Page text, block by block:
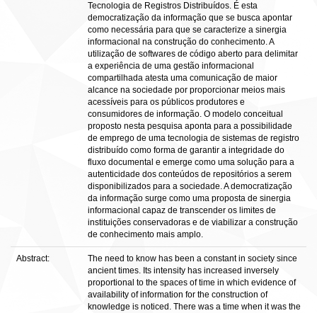
Tecnologia de Registros Distribuídos. É esta
democratização da informação que se busca apontar
como necessária para que se caracterize a sinergia
informacional na construção do conhecimento. A
utilização de softwares de código aberto para delimitar
a experiência de uma gestão informacional
compartilhada atesta uma comunicação de maior
alcance na sociedade por proporcionar meios mais
acessíveis para os públicos produtores e
consumidores de informação. O modelo conceitual
proposto nesta pesquisa aponta para a possibilidade
de emprego de uma tecnologia de sistemas de registro
distribuído como forma de garantir a integridade do
fluxo documental e emerge como uma solução para a
autenticidade dos conteúdos de repositórios a serem
disponibilizados para a sociedade. A democratização
da informação surge como uma proposta de sinergia
informacional capaz de transcender os limites de
instituições conservadoras e de viabilizar a construção
de conhecimento mais amplo.
Abstract:
The need to know has been a constant in society since
ancient times. Its intensity has increased inversely
proportional to the spaces of time in which evidence of
availability of information for the construction of
knowledge is noticed. There was a time when it was the